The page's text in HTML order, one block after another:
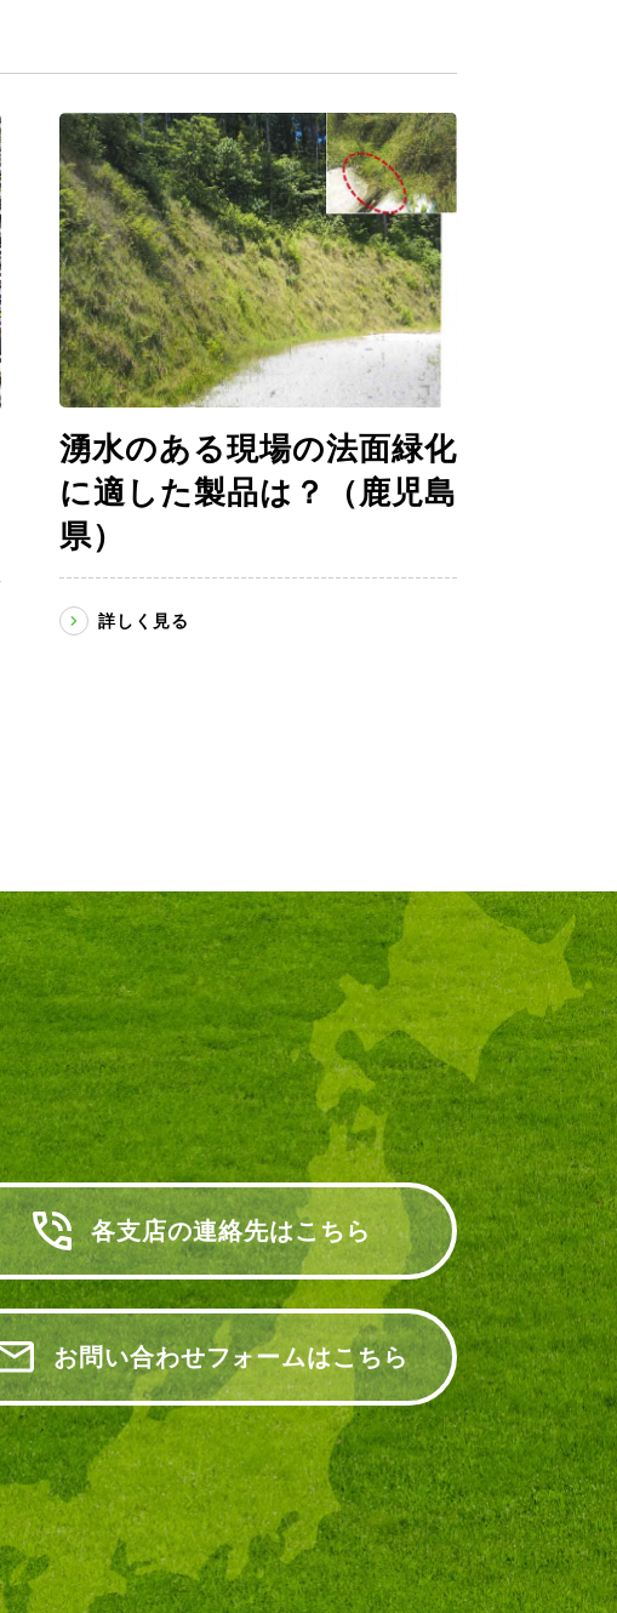
湧水のある現場の法面緑化
に適した製品は？（鹿児島
県）
詳しく見る
各支店の連絡先はこちら
お問い合わせフォームはこちら